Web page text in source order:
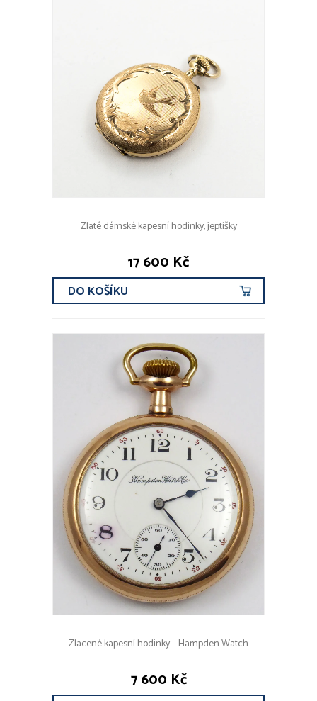
Zlaté dámské kapesní hodinky, jeptišky
17 600 Kč
DO KOŠÍKU
Zlacené kapesní hodinky – Hampden Watch
7 600 Kč